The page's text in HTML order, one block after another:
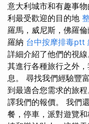
意大利城市和有趣事物
利最受歡迎的目的地
羅馬，威尼斯，佛羅
羅納 台中按摩排毒ptt
詳細介紹了他們的視線
其進行各種旅行之外
息。 尋找我們經驗豐
到最適合您需求的旅
譯我們的報價。 我們
餐，停車，派對遊覽